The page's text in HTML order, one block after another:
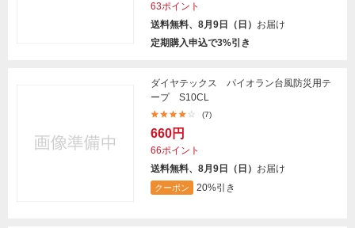
63ポイント
送料無料、8月9日（日） お届け
定期購入申込で3%引き
ダイヤテックス パイオラン台風防災用テ
ープ S10CL
(7)
660円
66ポイント
送料無料、8月9日（日） お届け
クーポン 20%引き